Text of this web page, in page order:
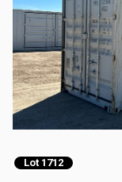
Lot 1712